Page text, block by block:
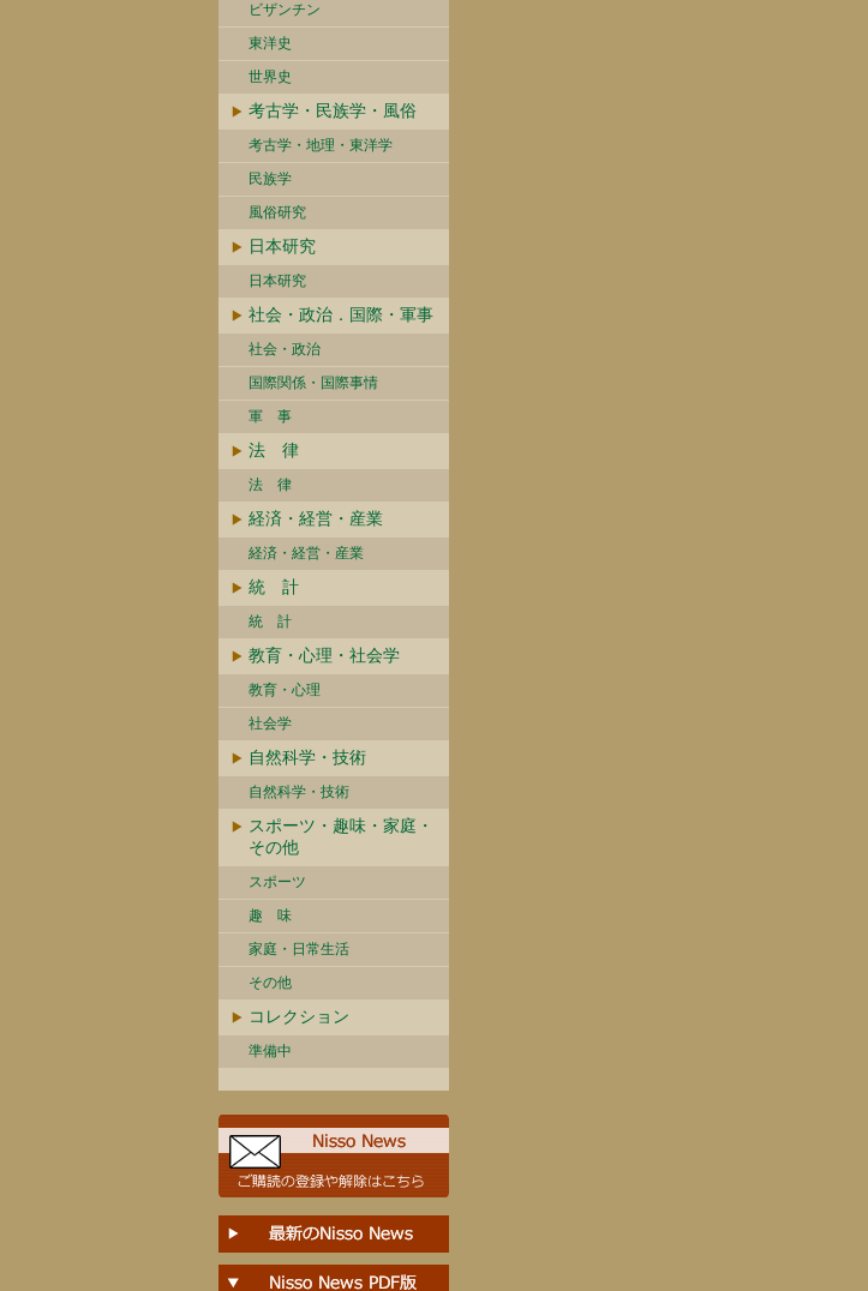
ビザンチン
東洋史
世界史
考古学・民族学・風俗
考古学・地理・東洋学
民族学
風俗研究
日本研究
日本研究
社会・政治．国際・軍事
社会・政治
国際関係・国際事情
軍 事
法 律
法 律
経済・経営・産業
経済・経営・産業
統 計
統 計
教育・心理・社会学
教育・心理
社会学
自然科学・技術
自然科学・技術
スポーツ・趣味・家庭・
その他
スポーツ
趣 味
家庭・日常生活
その他
コレクション
準備中